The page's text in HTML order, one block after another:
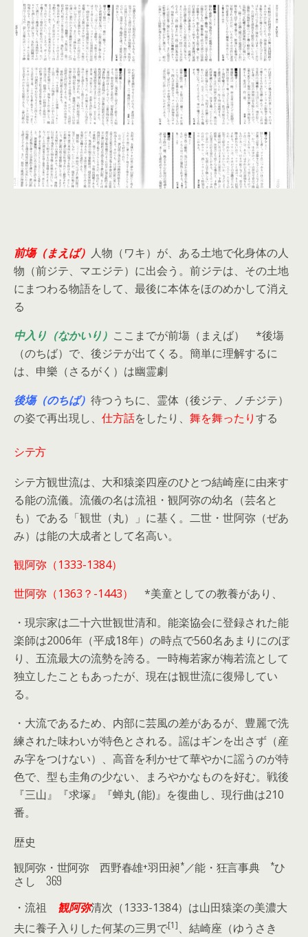
前塲（まえば） 人物（ワキ）が、ある土地で化身体の人
物（前ジテ、マエジテ）に出会う。前ジテは、その土地
にまつわる物語をして、最後に本体をほのめかして消え
る
中入り（なかいり） ここまでが前塲（まえば） *後塲
（のちば）で、後ジテが出てくる。簡単に理解するに
は、申樂（さるがく）は幽霊劇
後塲（のちば） 待つうちに、霊体（後ジテ、ノチジテ）
の姿で再出現し、 仕方話をしたり、 舞を舞ったりする
シテ方
シテ方観世流は、大和猿楽四座のひとつ結崎座に由来す
る能の流儀。流儀の名は流祖・観阿弥の幼名（芸名と
も）である「観世（丸）」に基く。二世・世阿弥（ぜあ
み）は能の大成者として名高い。
観阿弥（1333-1384）
世阿弥（1363？-1443）
*美童としての教養があり、
・現宗家は二十六世観世清和。能楽協会に登録された能
楽師は2006年（平成18年）の時点で560名あまりにのぼ
り、五流最大の流勢を誇る。一時梅若家が梅若流として
独立したこともあったが、現在は観世流に復帰してい
る。
・大流であるため、内部に芸風の差があるが、豊麗で洗
練された味わいが特色とされる。謡はギンを出さず（産
み字をつけない）、高音を利かせて華やかに謡うのが特
色で、型も圭角の少ない、まろやかなものを好む。戦後
『三山』『求塚』『蝉丸 (能)』を復曲し、現行曲は210
番。
歴史
観阿弥・世阿弥 西野春雄+羽田昶*／能・狂言事典 *ひ
さし
369
・流祖 観阿弥清次（1333-1384）は山田猿楽の美濃大
夫に養子入りした何某の三男で[1]、結崎座（ゆうさき